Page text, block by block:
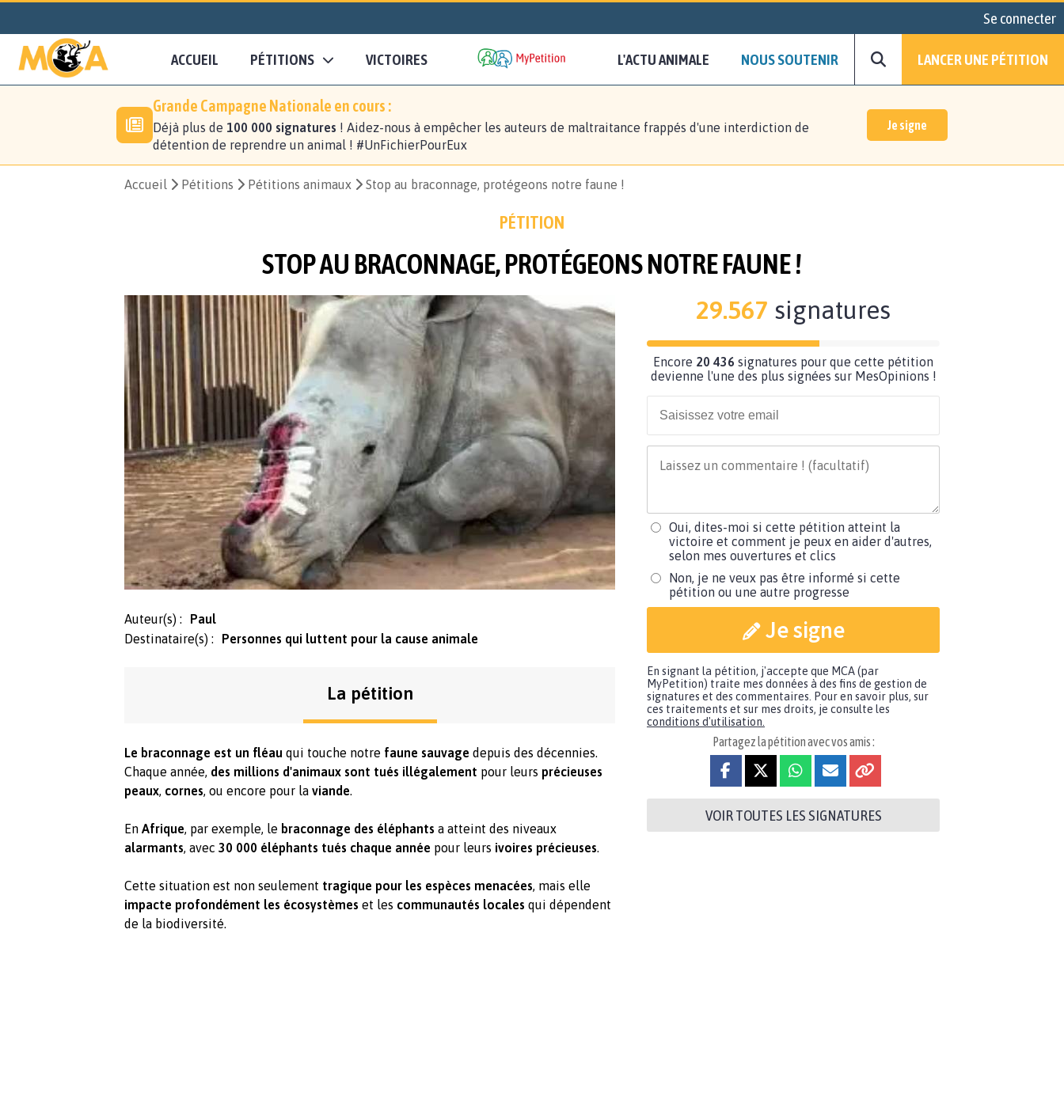
Se connecter
ACCUEIL PÉTITIONS VICTOIRES L'ACTU ANIMALE NOUS SOUTENIR LANCER UNE PÉTITION
Grande Campagne Nationale en cours :
Déjà plus de 100 000 signatures ! Aidez-nous à empêcher les auteurs de maltraitance frappés d'une interdiction de
détention de reprendre un animal ! #UnFichierPourEux
Je signe
Accueil Pétitions Pétitions animaux Stop au braconnage, protégeons notre faune !
PÉTITION
STOP AU BRACONNAGE, PROTÉGEONS NOTRE FAUNE !
Auteur(s) :
Paul
Destinataire(s) :
Personnes qui luttent pour la cause animale
La pétition
Le braconnage est un fléau qui touche notre faune sauvage depuis des décennies.
Chaque année, des millions d'animaux sont tués illégalement pour leurs précieuses
peaux, cornes, ou encore pour la viande.
En Afrique, par exemple, le braconnage des éléphants a atteint des niveaux
alarmants, avec 30 000 éléphants tués chaque année pour leurs ivoires précieuses.
Cette situation est non seulement tragique pour les espèces menacées, mais elle
impacte profondément les écosystèmes et les communautés locales qui dépendent
de la biodiversité.
29.567 signatures
Encore 20 436 signatures pour que cette pétition
devienne l'une des plus signées sur MesOpinions !
Oui, dites-moi si cette pétition atteint la
victoire et comment je peux en aider d'autres,
selon mes ouvertures et clics
Non, je ne veux pas être informé si cette
pétition ou une autre progresse
Je signe
En signant la pétition, j'accepte que MCA (par
MyPetition) traite mes données à des fins de gestion de
signatures et des commentaires. Pour en savoir plus, sur
ces traitements et sur mes droits, je consulte les
conditions d'utilisation.
Partagez la pétition avec vos amis :
VOIR TOUTES LES SIGNATURES